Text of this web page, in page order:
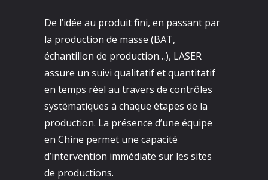
De l’idée au produit fini, en passant par
la production de masse (BAT,
échantillon de production…), LASER
assure un suivi qualitatif et quantitatif
en temps réel au travers de contrôles
systématiques à chaque étapes de la
production. La présence d’une équipe
en Chine permet une capacité
d’intervention immédiate sur les sites
de productions.